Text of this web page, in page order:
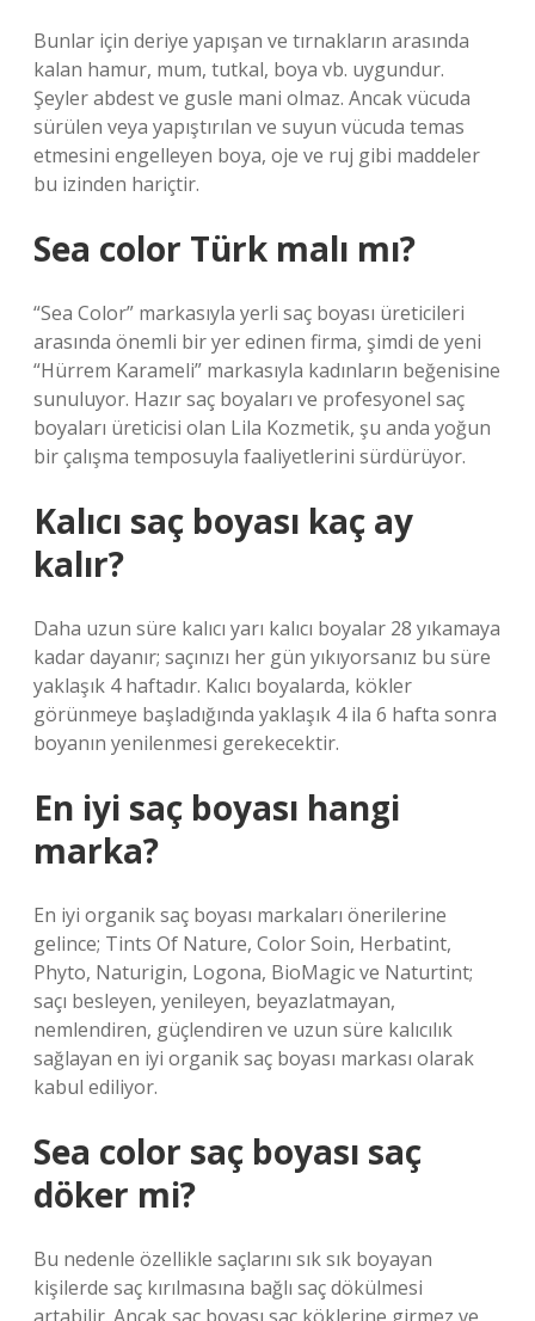
Bunlar için deriye yapışan ve tırnakların arasında
kalan hamur, mum, tutkal, boya vb. uygundur.
Şeyler abdest ve gusle mani olmaz. Ancak vücuda
sürülen veya yapıştırılan ve suyun vücuda temas
etmesini engelleyen boya, oje ve ruj gibi maddeler
bu izinden hariçtir.
Sea color Türk malı mı?
“Sea Color” markasıyla yerli saç boyası üreticileri
arasında önemli bir yer edinen firma, şimdi de yeni
“Hürrem Karameli” markasıyla kadınların beğenisine
sunuluyor. Hazır saç boyaları ve profesyonel saç
boyaları üreticisi olan Lila Kozmetik, şu anda yoğun
bir çalışma temposuyla faaliyetlerini sürdürüyor.
Kalıcı saç boyası kaç ay
kalır?
Daha uzun süre kalıcı yarı kalıcı boyalar 28 yıkamaya
kadar dayanır; saçınızı her gün yıkıyorsanız bu süre
yaklaşık 4 haftadır. Kalıcı boyalarda, kökler
görünmeye başladığında yaklaşık 4 ila 6 hafta sonra
boyanın yenilenmesi gerekecektir.
En iyi saç boyası hangi
marka?
En iyi organik saç boyası markaları önerilerine
gelince; Tints Of Nature, Color Soin, Herbatint,
Phyto, Naturigin, Logona, BioMagic ve Naturtint;
saçı besleyen, yenileyen, beyazlatmayan,
nemlendiren, güçlendiren ve uzun süre kalıcılık
sağlayan en iyi organik saç boyası markası olarak
kabul ediliyor.
Sea color saç boyası saç
döker mi?
Bu nedenle özellikle saçlarını sık sık boyayan
kişilerde saç kırılmasına bağlı saç dökülmesi